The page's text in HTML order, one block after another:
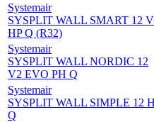
Systemair
SYSPLIT WALL SMART 12
HP Q (R32)
Systemair
SYSPLIT WALL NORDIC 12
V2 EVO PH Q
Systemair
SYSPLIT WALL SIMPLE 12
Q